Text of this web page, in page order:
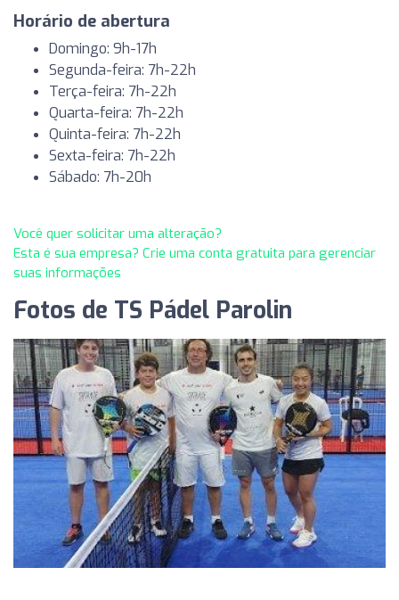
Horário de abertura
Domingo: 9h-17h
Segunda-feira: 7h-22h
Terça-feira: 7h-22h
Quarta-feira: 7h-22h
Quinta-feira: 7h-22h
Sexta-feira: 7h-22h
Sábado: 7h-20h
Você quer solicitar uma alteração?
Esta é sua empresa? Crie uma conta gratuita para gerenciar
suas informações
Fotos de TS Pádel Parolin